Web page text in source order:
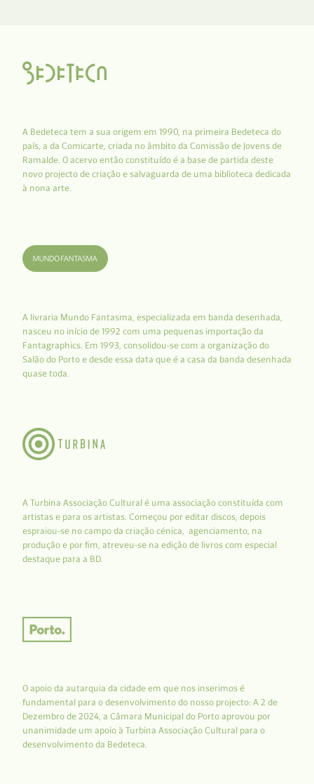
A Bedeteca tem a sua origem em 1990, na primeira Bedeteca do
país, a da Comicarte, criada no âmbito da Comissão de Jovens de
Ramalde. O acervo então constituído é a base de partida deste
novo projecto de criação e salvaguarda de uma biblioteca dedicada
à nona arte.
A livraria Mundo Fantasma, especializada em banda desenhada,
nasceu no início de 1992 com uma pequenas importação da
Fantagraphics. Em 1993, consolidou-se com a organização do
Salão do Porto e desde essa data que é a casa da banda desenhada
quase toda.
A Turbina Associação Cultural é uma associação constituída com
artistas e para os artistas. Começou por editar discos, depois
espraiou-se no campo da criação cénica, agenciamento, na
produção e por fim, atreveu-se na edição de livros com especial
destaque para a BD.
O apoio da autarquia da cidade em que nos inserimos é
fundamental para o desenvolvimento do nosso projecto: A 2 de
Dezembro de 2024, a Câmara Municipal do Porto aprovou por
unanimidade um apoio à Turbina Associação Cultural para o
desenvolvimento da Bedeteca.